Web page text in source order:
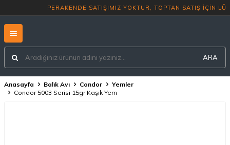
PERAKENDE SATIŞIMIZ YOKTUR,
ARA
Anasayfa Balık Avı Condor
Yemler
Condor 5003 Serisi 15gr Kaşık Yem